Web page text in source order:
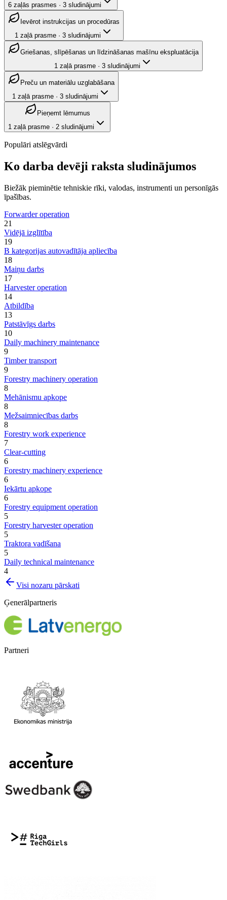
6 zaļās prasmes · 3 sludinājumi
Ievērot instrukcijas un procedūras
1 zaļā prasme · 3 sludinājumi
Griešanas, slīpēšanas un līdzināšanas mašīnu ekspluatācija
1 zaļā prasme · 3 sludinājumi
Preču un materiālu uzglabāšana
1 zaļā prasme · 3 sludinājumi
Pieņemt lēmumus
1 zaļā prasme · 2 sludinājumi
Populāri atslēgvārdi
Ko darba devēji raksta sludinājumos
Biežāk pieminētie tehniskie rīki, valodas, instrumenti un personīgās
īpašības.
Forwarder operation
21
Vidējā izglītība
19
B kategorijas autovadītāja apliecība
18
Maiņu darbs
17
Harvester operation
14
Atbildība
13
Patstāvīgs darbs
10
Daily machinery maintenance
9
Timber transport
9
Forestry machinery operation
8
Mehānismu apkope
8
Mežsaimniecības darbs
8
Forestry work experience
7
Clear-cutting
6
Forestry machinery experience
6
Iekārtu apkope
6
Forestry equipment operation
5
Forestry harvester operation
5
Traktora vadīšana
5
Daily technical maintenance
4
Visi nozaru pārskati
Ģenerālpartneris
Partneri